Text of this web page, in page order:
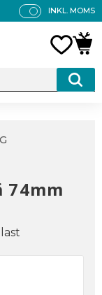
P
INKL. MOMS
74mm